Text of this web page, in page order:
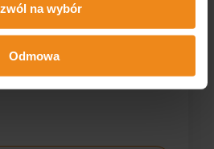
na wybór
Odmowa
LED 150 F model
Dostępny